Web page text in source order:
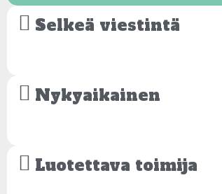
Selkeä viestintä
Nykyaikainen
Luotettava toimija